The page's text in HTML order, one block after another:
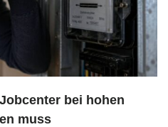
bei hohen
muss